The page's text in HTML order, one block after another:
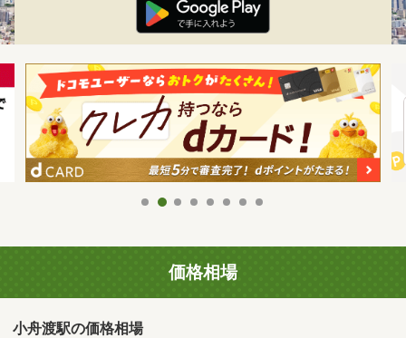
価格相場
小舟渡駅の価格相場